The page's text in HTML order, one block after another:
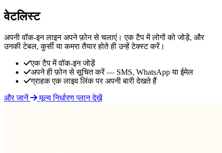
वेटलिस्ट
अपनी वॉक-इन लाइन अपने फ़ोन से चलाएं। एक टैप में लोगों को जोड़ें, और
उनकी टेबल, कुर्सी या कमरा तैयार होते ही उन्हें टेक्स्ट करें।
एक टैप में वॉक-इन जोड़ें
अपने ही फ़ोन से सूचित करें — SMS, WhatsApp या ईमेल
ग्राहक एक लाइव लिंक पर अपनी बारी देखते हैं
और जानें
मूल्य निर्धारण प्लान देखें